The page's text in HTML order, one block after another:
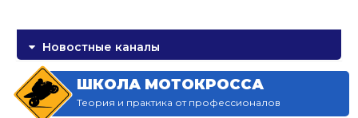
Новостные каналы
ШКОЛА МОТОКРОССА
Теория и практика от профессионалов